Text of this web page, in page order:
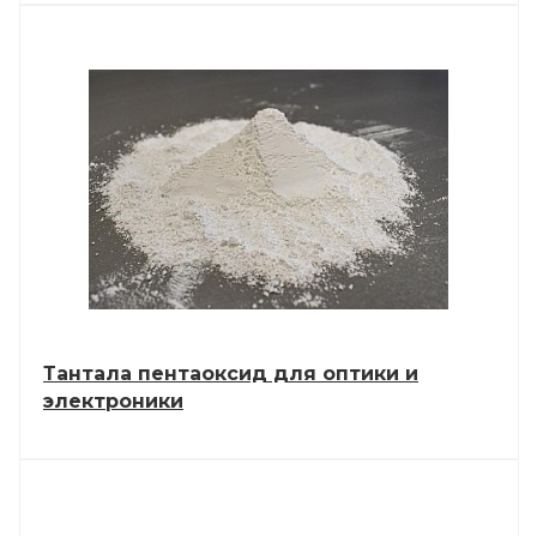
Тантала пентаоксид для оптики и
электроники